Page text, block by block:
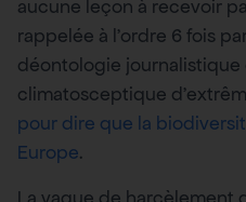
aucune leçon à recevoir
rappelée à l’ordre 6 fois
déontologie
climatosceptique
pour dire que la
Europe.